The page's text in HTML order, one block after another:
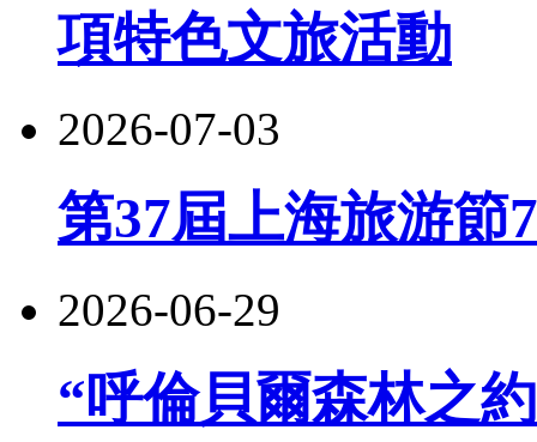
項特色文旅活動
2026-07-03
第37屆上海旅游節
2026-06-29
“呼倫貝爾森林之